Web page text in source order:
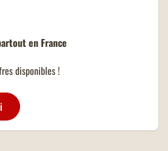
de toute la table ou commande en
collect (avec paiement sur place),
les restaurants Buffalo Grill sur
en France
disponibles !